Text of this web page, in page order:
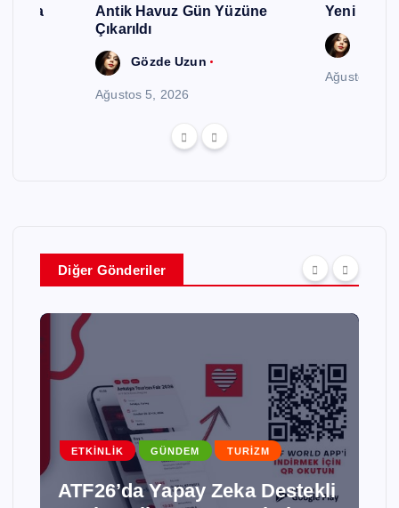
Antik Havuz Gün Yüzüne
Çıkarıldı
Gözde Uzun
Ağustos 5, 2026
Yeni Nesil
Ağustos 5,
Diğer Gönderiler
ETKINLIK GÜNDEM TURIZM
ATF26’da Yapay Zeka Destekli